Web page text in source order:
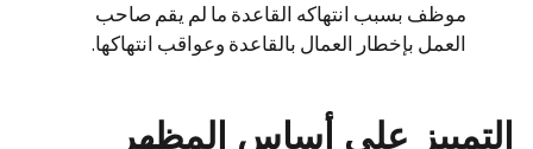
موظف بسبب انتهاكه القاعدة ما لم يقم صاحب
العمل بإخطار العمال بالقاعدة وعواقب انتهاكها.
التمييز على أساس المظهر